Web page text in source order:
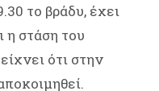
το βράδυ, έχει
στάση του
ότι στην